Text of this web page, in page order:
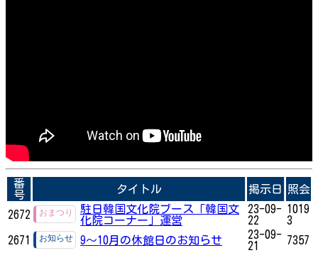
番
号
タイトル 掲示日 照会
2672
駐日韓国文化院ブース「韓国文
化院コーナー」運営
23-09-
22
1019
3
2671
9～10月の休館日のお知らせ
23-09-
21
7357